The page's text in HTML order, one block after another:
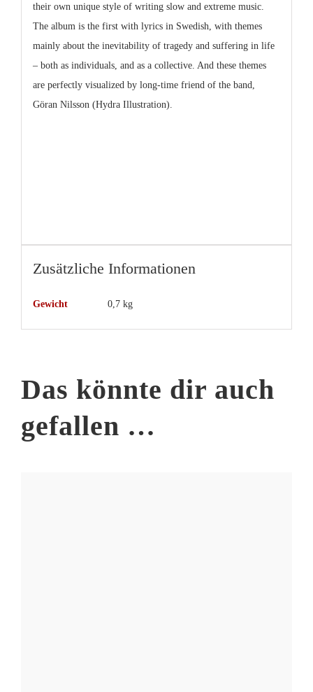
their own unique style of writing slow and extreme music.
The album is the first with lyrics in Swedish, with themes
mainly about the inevitability of tragedy and suffering in life
– both as individuals, and as a collective. And these themes
are perfectly visualized by long-time friend of the band,
Göran Nilsson (Hydra Illustration).
Zusätzliche Informationen
Gewicht 0,7 kg
Das könnte dir auch
gefallen …